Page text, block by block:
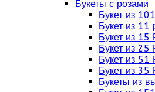
Букеты с розами
Букет из
Букет из 11
Букет из 15
Букет из 25
Букет из 51
Букет из 35
Букеты из